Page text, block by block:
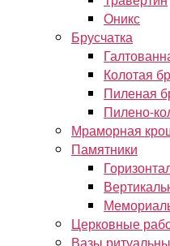
Оникс
Брусчатка
Колотая
Пиленая
Пилено-
Мраморная
Памятники
Церковные